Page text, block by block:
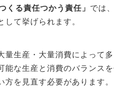
くる責任つかう責任」 では
して挙げられます。
量生産・大量消費によって
能な生産と消費のバランス
方を見直す必要があります。